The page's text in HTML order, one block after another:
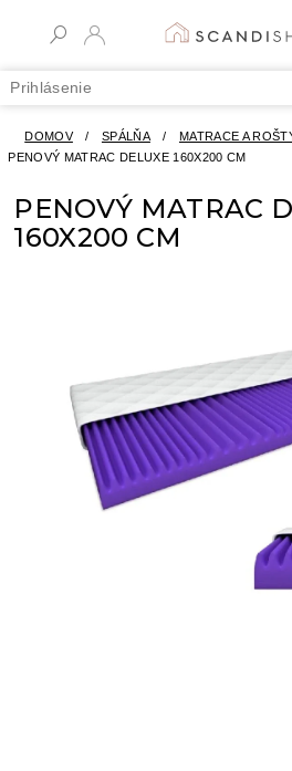
Prihlásenie
DOMOV / SPÁLŇA / MATRACE A
PENOVÝ MATRAC DELUXE 160X200 CM
PENOVÝ MATRAC
160X200 CM